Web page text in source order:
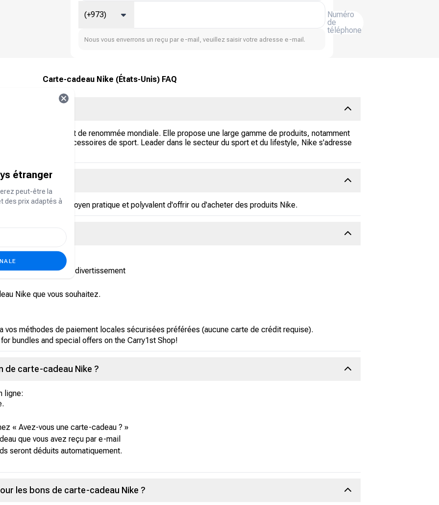
Numéro
de
téléphone
(+973)
Nous vous enverrons un reçu par e-mail, veuillez saisir votre adresse e-mail.
Carte-cadeau Nike (États-Unis) FAQ
chaussures de sport de renommée mondiale. Elle propose une large gamme de produits, notamment
et des accessoires de sport. Leader dans le secteur du sport et du lifestyle, Nike s'adresse
Nike ?
qui constitue un moyen pratique et polyvalent d'offrir ou d'acheter des produits Nike.
Nike ?
Style de vie et divertissement
Nike que vous souhaitez.
vos méthodes de paiement locales sécurisées préférées (aucune carte de crédit requise).
bundles and special offers on the Carry1st Shop!
de carte-cadeau Nike ?
ligne:
« Avez-vous une carte-cadeau ? »
que vous avez reçu par e-mail
seront déduits automatiquement.
les bons de carte-cadeau Nike ?
étranger
peut-être la
des prix adaptés à